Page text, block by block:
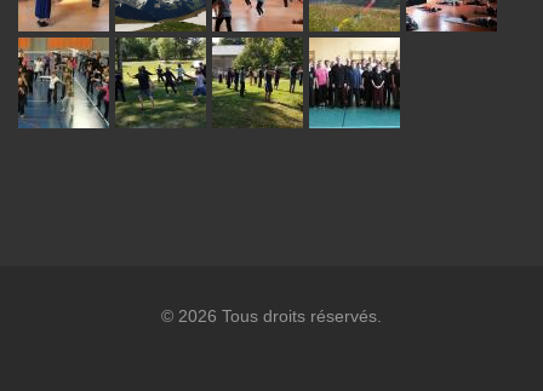
© 2026 Tous droits réservés.